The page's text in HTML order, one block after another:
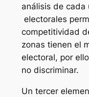
análisis de cada
electorales
competitividad
zonas tienen el
electoral, por
no discriminar.
Un tercer